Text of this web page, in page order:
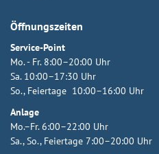
Öffnungszeiten
Service-Point
Mo. - Fr. 8:00–20:00 Uhr
Sa. 10:00–17:30 Uhr
So., Feiertage 10:00–16:00 Uhr
Anlage
Mo.–Fr. 6:00–22:00 Uhr
Sa., So., Feiertage 7:00–20:00 Uhr